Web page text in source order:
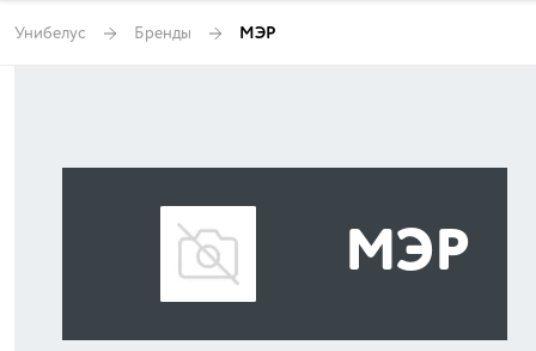
Унибелус Бренды МЭР
МЭР